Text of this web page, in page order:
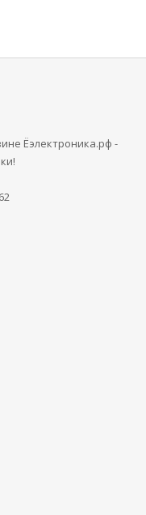
Ёэлектроника.рф -